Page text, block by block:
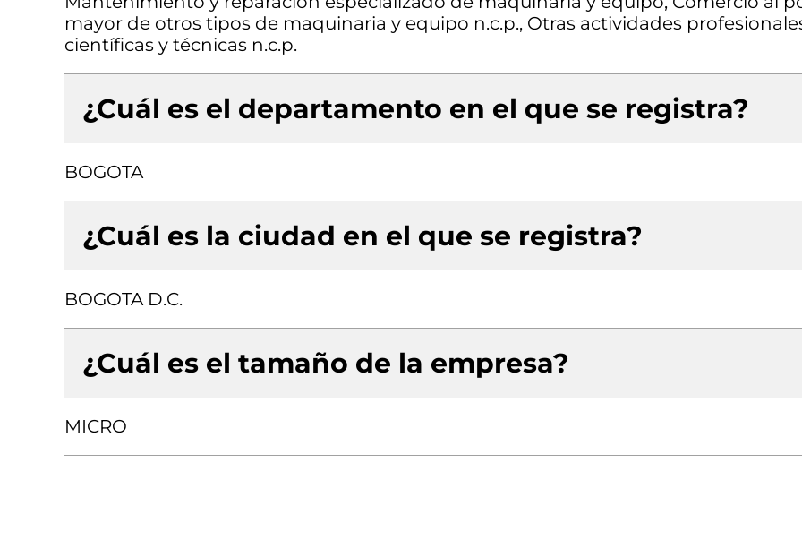
mayor de otros tipos de maquinaria y equipo n.c.p., Otras actividades
científicas y técnicas n.c.p.
¿Cuál es el departamento en el que se registra?
BOGOTA
¿Cuál es la ciudad en el que se registra?
BOGOTA D.C.
¿Cuál es el tamaño de la empresa?
MICRO